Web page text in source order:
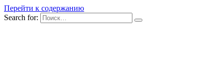
Перейти к содержанию
Search for: